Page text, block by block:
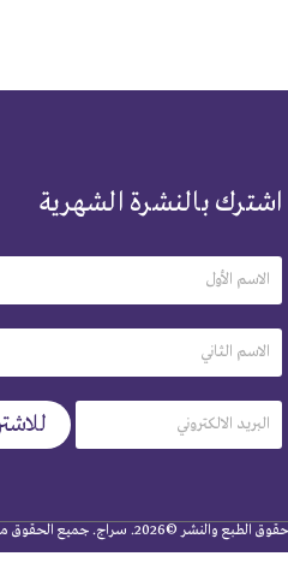
اشترك بالنشرة الشهرية
حقوق الطبع والنشر ©2026. سراج. جميع الحقوق محفوظة